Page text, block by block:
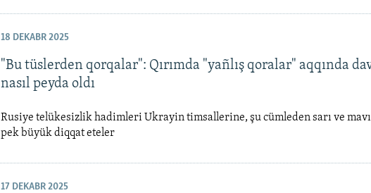
18 DEKABR 2025
"Bu tüslerden qorqalar": Qırımda "yañlış qoralar" aqqında
nasıl peyda oldı
Rusiye telükesizlik hadimleri Ukrayin timsallerine, şu cümleden sarı ve
pek büyük diqqat eteler
17 DEKABR 2025